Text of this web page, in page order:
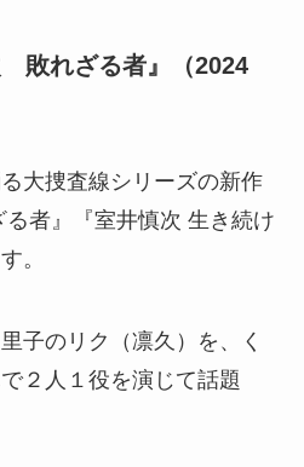
敗れざる者』（2024
大捜査線シリーズの新作
者』『室井慎次 生き続け
。
子のリク（凛久）を、く
２人１役を演じて話題